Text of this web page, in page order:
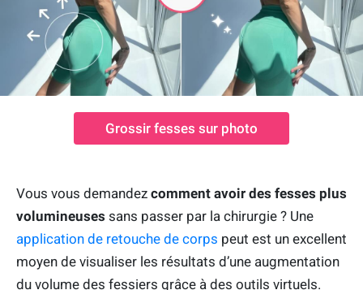
Grossir fesses sur photo
Vous vous demandez comment avoir des fesses plus
volumineuses sans passer par la chirurgie ? Une
application de retouche de corps peut est un excellent
moyen de visualiser les résultats d’une augmentation
du volume des fessiers grâce à des outils virtuels.